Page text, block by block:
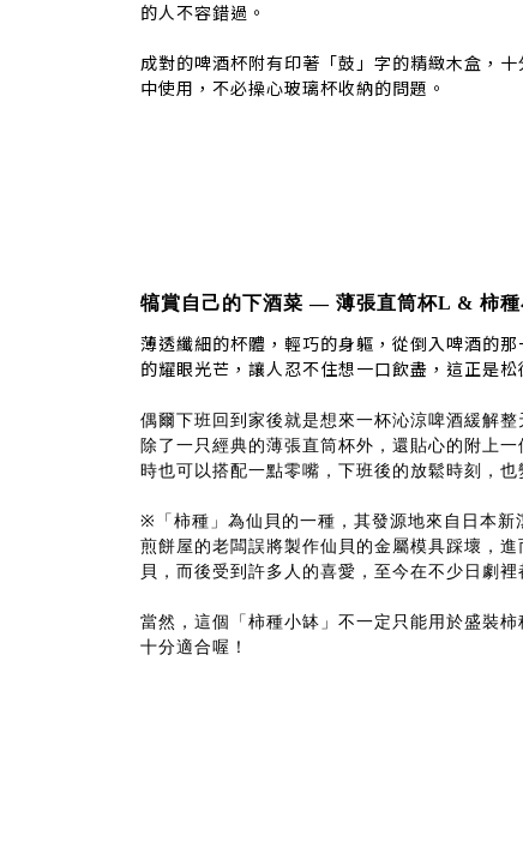
的人不容錯過。
成對的啤酒杯附有印著「鼓」字的精緻木盒，
中使用，不必操心玻璃杯收納的問題。
犒賞自己的下酒菜 — 薄張直筒杯L & 柿種
薄透纖細的杯體，輕巧的身軀，從倒入啤酒的
的耀眼光芒，讓人忍不住想一口飲盡，這正是松
偶爾下班回到家後就是想來一杯沁涼啤酒緩解
除了一只經典的薄張直筒杯外，還貼心的附上
時也可以搭配一點零嘴，下班後的放鬆時刻，也
※「柿種」為仙貝的一種，其發源地來自日本新
煎餅屋的老闆誤將製作仙貝的金屬模具踩壞，
貝，而後受到許多人的喜愛，至今在不少日劇
當然，這個「柿種小缽」不一定只能用於盛裝
十分適合喔！